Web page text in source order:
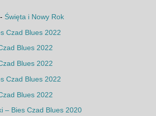
- Święta i Nowy Rok
Czad Blues 2022
Blues 2022
Blues 2022
Czad Blues 2022
Blues 2022
– Bies Czad Blues 2020